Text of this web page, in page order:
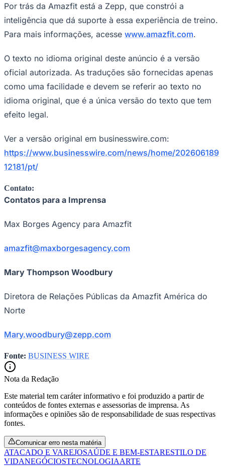
Por trás da Amazfit está a Zepp, que constrói a
inteligência que dá suporte à essa experiência de treino.
Para mais informações, acesse www.amazfit.com.
O texto no idioma original deste anúncio é a versão
oficial autorizada. As traduções são fornecidas apenas
como uma facilidade e devem se referir ao texto no
idioma original, que é a única versão do texto que tem
efeito legal.
Ver a versão original em businesswire.com:
https://www.businesswire.com/news/home/202606189
12181/pt/
Contato:
Contatos para a Imprensa
Max Borges Agency para Amazfit
amazfit@maxborgesagency.com
Mary Thompson Woodbury
Diretora de Relações Públicas da Amazfit América do
Norte
Mary.woodbury@zepp.com
Fonte: BUSINESS WIRE
Nota da Redação
Este material tem caráter informativo e foi produzido a partir de
conteúdos de fontes externas e assessorias de imprensa. As
informações e opiniões são de responsabilidade de suas respectivas
fontes.
Comunicar erro nesta matéria
ATACADO E VAREJOSAÚDE E BEM-ESTARESTILO DE
VIDANEGÓCIOSTECNOLOGIAARTE